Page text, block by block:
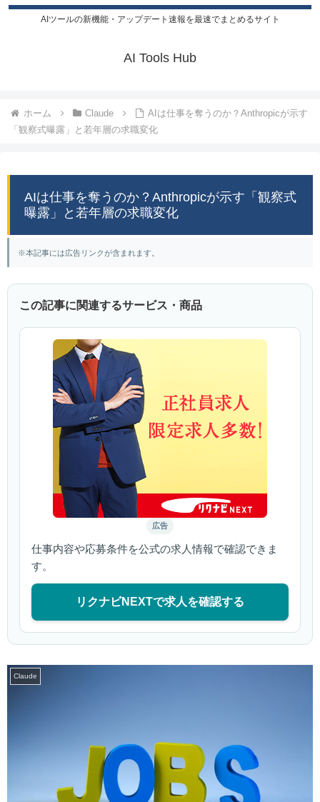
AIツールの新機能・アップデート速報を最速でまとめるサイト
AI Tools Hub
ホーム Claude
AIは仕事を奪うのか？Anthropicが示す
「観察式曝露」と若年層の求職変化
AIは仕事を奪うのか？Anthropicが示す「観察式
曝露」と若年層の求職変化
※本記事には広告リンクが含まれます。
この記事に関連するサービス・商品
広告
仕事内容や応募条件を公式の求人情報で確認できま
す。
リクナビNEXTで求人を確認する
Claude